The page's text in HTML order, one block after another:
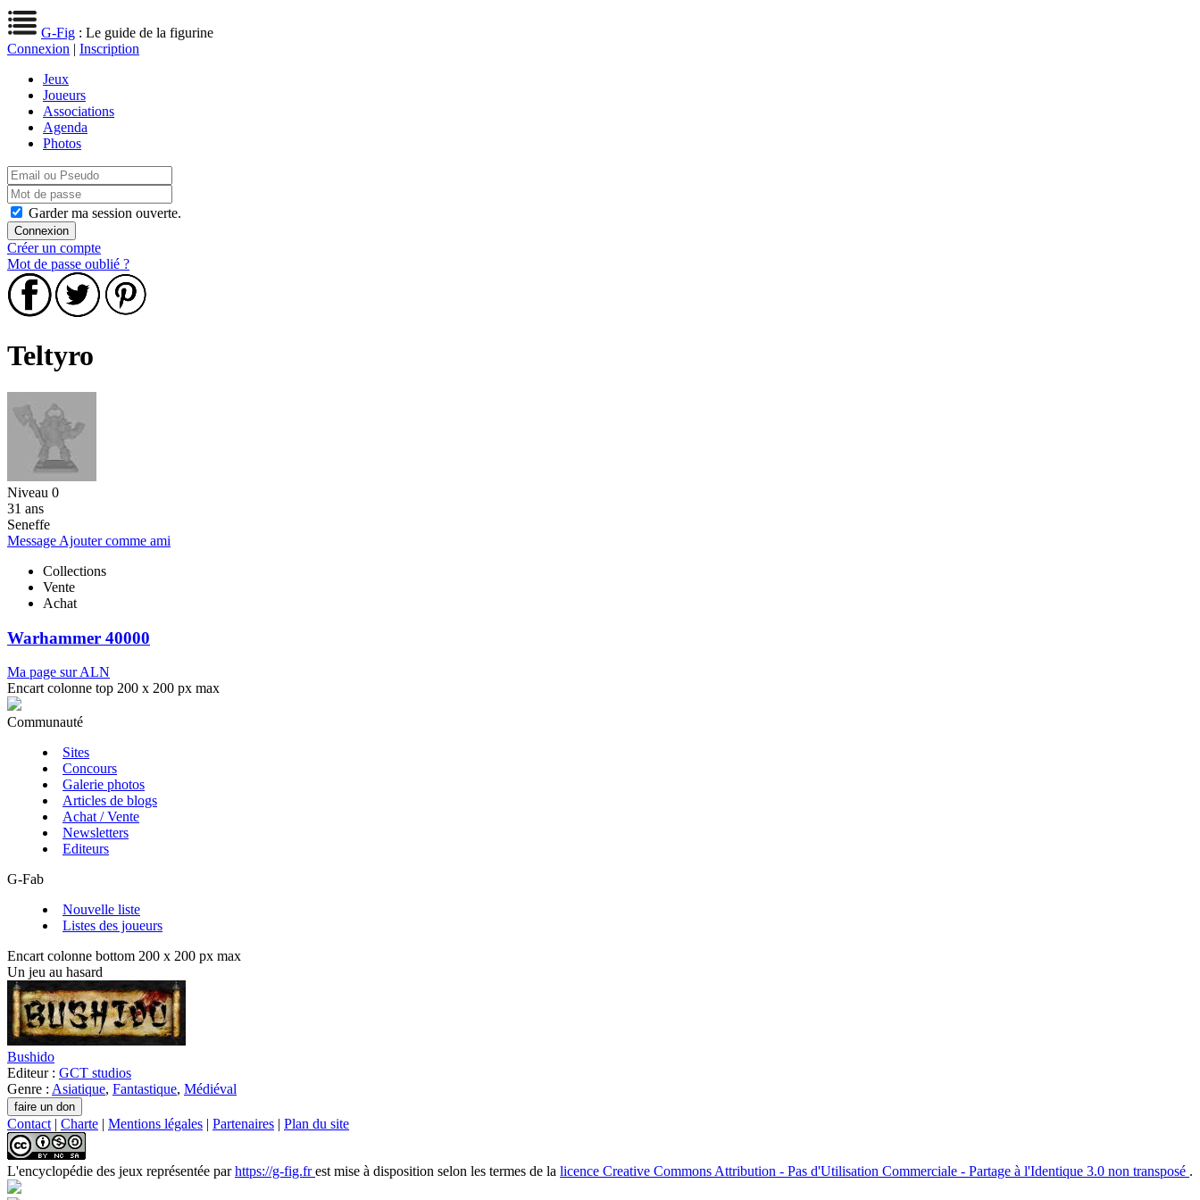
G-Fig : Le guide de la figurine
Connexion | Inscription
Jeux
Joueurs
Associations
Agenda
Photos
Garder ma session ouverte.
Créer un compte
Mot de passe oublié ?
Teltyro
Niveau 0
31 ans
Seneffe
Message Ajouter comme ami
Collections
Vente
Achat
Warhammer 40000
Ma page sur ALN
Encart colonne top 200 x 200 px max
Communauté
Sites
Concours
Galerie photos
Articles de blogs
Achat / Vente
Newsletters
Editeurs
G-Fab
Nouvelle liste
Listes des joueurs
Encart colonne bottom 200 x 200 px max
Un jeu au hasard
Bushido
Editeur : GCT studios
Genre : Asiatique, Fantastique, Médiéval
Contact | Charte | Mentions légales | Partenaires | Plan du site
L'encyclopédie des jeux représentée parhttps://g-fig.frest mise à disposition selon les termes de la licence Creative Commons Attribution - Pas d'Utilisation Commerciale - Partage à l'Identique 3.0 non transposé .